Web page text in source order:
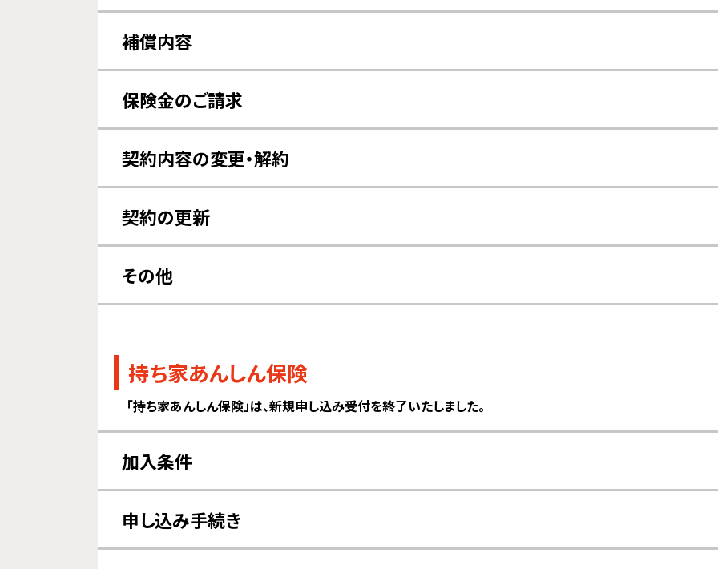
保険料のお支払いについて
補償内容
補償開始日について
保険金のご請求
請求方法について
契約内容の変更・解約
その他の変更について
契約の更新
保険期間について
その他
持ち家あんしん保険
「持ち家あんしん保険」は、新規申し込み受付を終了いたしました。
加入条件
対象住宅について
申し込み手続き